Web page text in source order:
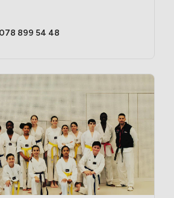
078 899 54 48